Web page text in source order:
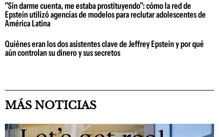
"Sin darme cuenta, me estaba prostituyendo": cómo la red de
Epstein utilizó agencias de modelos para reclutar adolescentes de
América Latina
Quiénes eran los dos asistentes clave de Jeffrey Epstein y por qué
aún controlan su dinero y sus secretos
MÁS NOTICIAS